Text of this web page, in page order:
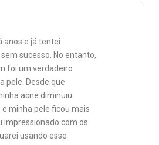
anos e já tentei
sucesso. No entanto,
foi um verdadeiro
pele. Desde que
acne diminuiu
minha pele ficou mais
impressionado com os
usando esse